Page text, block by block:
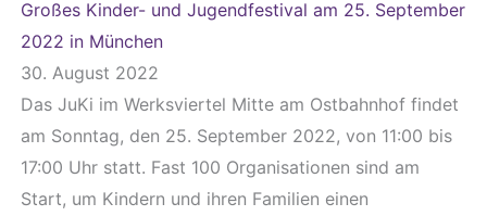
Großes Kinder- und Jugendfestival am 25. September
2022 in München
30. August 2022
Das JuKi im Werksviertel Mitte am Ostbahnhof findet
am Sonntag, den 25. September 2022, von 11:00 bis
17:00 Uhr statt. Fast 100 Organisationen sind am
Start, um Kindern und ihren Familien einen